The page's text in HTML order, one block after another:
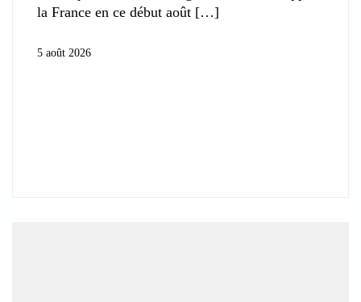
la France en ce début août
5 août 2026